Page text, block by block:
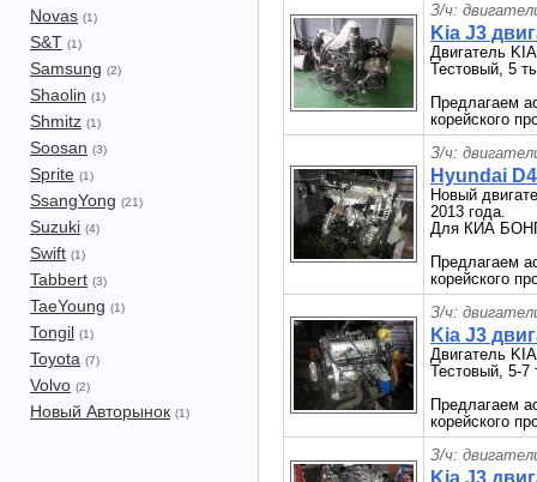
Novas (1)
S&T (1)
Samsung (2)
Shaolin (1)
Shmitz (1)
Soosan (3)
Sprite (1)
SsangYong (21)
Suzuki (4)
Swift (1)
Tabbert (3)
TaeYoung (1)
Tongil (1)
Toyota (7)
Volvo (2)
Новый Авторынок (1)
З/ч:
Kia J3
Двигатель
Тестовый, 5
Предлагаем
корейского
З/ч:
Hyundai
Новый
2013 года.
Для КИА
Предлагаем
корейского
З/ч:
Kia J3
Двигатель
Тестовый, 5-7
Предлагаем
корейского
З/ч:
Kia J3